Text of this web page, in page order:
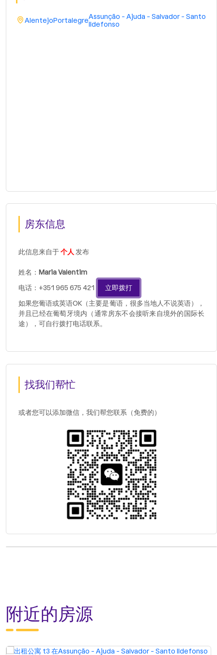
AlentejoPortalegreAssunção - Ajuda - Salvador - Santo
Ildefonso
房东信息
此信息来自于个人 发布
姓名： Maria Valentim
电话：+351 965 675 421
立即拨打
如果您葡语或英语OK（主要是葡语，很多当地人不说英语），
并且已经在葡萄牙境内（通常房东不会接听来自境外的国际长
途），可自行拨打电话联系。
找我们帮忙
或者您可以添加微信，我们帮您联系（免费的）
附近的房源